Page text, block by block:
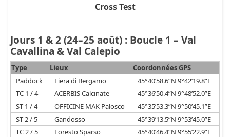
Cross Test
Jours 1 & 2 (24–25 août) : Boucle 1 – Val
Cavallina & Val Calepio
Type Lieux
Coordonnées GPS
Paddock
Fiera di Bergamo
45°40’58.6”N 9°42’19.8”E
TC 1 / 4
ACERBIS Calcinate
45°36’50.4”N 9°48’52.0”E
ST 1 / 4
OFFICINE MAK Palosco
45°35’53.3”N 9°50’45.1”E
ST 2 / 5
Gandosso
45°39’13.5”N 9°53’45.0”E
TC 2 / 5
Foresto Sparso
45°40’46.4”N 9°55’22.9”E